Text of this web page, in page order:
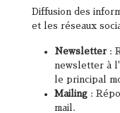
Diffusion des
et les réseaux
Newsletter :
newsletter à
le principal
Mailing :
mail.